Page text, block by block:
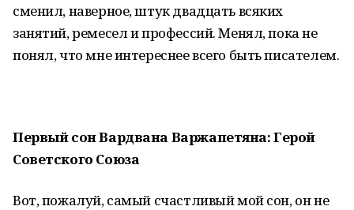
сменил, наверное, штук двадцать всяких
занятий, ремесел и профессий. Менял, пока не
понял, что мне интереснее всего быть писателем.
Первый сон Вардвана Варжапетяна: Герой
Советского Союза
Вот, пожалуй, самый счастливый мой сон, он не